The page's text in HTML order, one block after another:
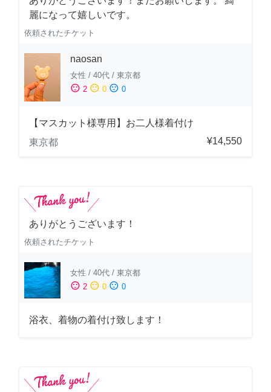
麗になって嬉しいです。
依頼されたチケット
naosan
女性 / 40代 / 東京都
sentiment_satisfied 2 sentiment_neutral 0 sentiment_dissatisfied 0
【マスカット様専用】お二人様着付け
東京都
¥14,550
ありがとうございます！
依頼されたチケット
女性 / 40代 / 東京都
sentiment_satisfied 2 sentiment_neutral 0 sentiment_dissatisfied 0
浴衣、着物の着付け致します！